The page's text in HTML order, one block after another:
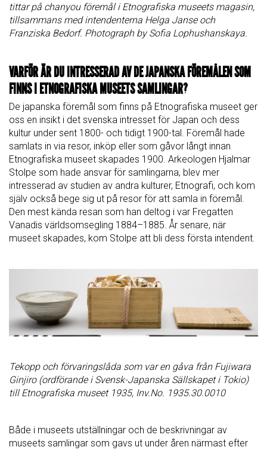
tittar på chanyou föremål i Etnografiska museets magasin,
tillsammans med intendenterna Helga Janse och
Franziska Bedorf. Photograph by Sofia Lophushanskaya.
VARFÖR ÄR DU INTRESSERAD AV DE JAPANSKA FÖREMÅLEN SOM
FINNS I ETNOGRAFISKA MUSEETS SAMLINGAR?
De japanska föremål som finns på Etnografiska museet ger
oss en insikt i det svenska intresset för Japan och dess
kultur under sent 1800- och tidigt 1900-tal. Föremål hade
samlats in via resor, inköp eller som gåvor långt innan
Etnografiska museet skapades 1900. Arkeologen Hjalmar
Stolpe som hade ansvar för samlingarna, blev mer
intresserad av studien av andra kulturer, Etnografi, och kom
själv också bege sig ut på resor för att samla in föremål.
Den mest kända resan som han deltog i var Fregatten
Vanadis världsomsegling 1884–1885. År senare, när
museet skapades, kom Stolpe att bli dess första intendent.
Tekopp och förvaringslåda som var en gåva från Fujiwara
Ginjiro (ordförande i Svensk-Japanska Sällskapet i Tokio)
till Etnografiska museet 1935, Inv.No. 1935.30.0010
Både i museets utställningar och de beskrivningar av
museets samlingar som gavs ut under åren närmast efter